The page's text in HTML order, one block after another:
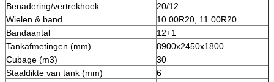
Benadering/vertrekhoek
20/12
Wielen & band
10.00R20, 11.00R20
Bandaantal
12+1
Tankafmetingen (mm)
8900x2450x1800
Cubage (m3)
30
Staaldikte van tank (mm)
6